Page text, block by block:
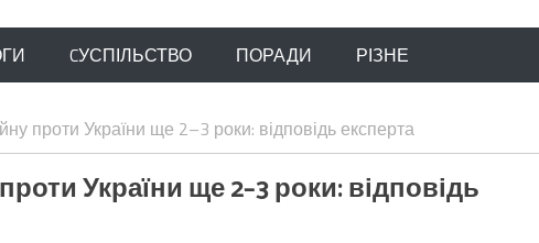
CУСПІЛЬСТВО ПОРАДИ РІЗНЕ
проти України ще 2–3 роки: відповідь експерта
України ще 2–3 роки: відповідь